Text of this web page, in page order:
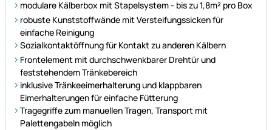
modulare Kälberbox mit Stapelsystem - bis zu 1,8m² pro Box
robuste Kunststoffwände mit Versteifungssicken für
einfache Reinigung
Sozialkontaktöffnung für Kontakt zu anderen Kälbern
Frontelement mit durchschwenkbarer Drehtür und
feststehendem Tränkebereich
inklusive Tränkeeimerhalterung und klappbaren
Eimerhalterungen für einfache Fütterung
Tragegriffe zum manuellen Tragen, Transport mit
Palettengabeln möglich